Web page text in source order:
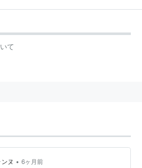
て
ヌ • 6ヶ月前